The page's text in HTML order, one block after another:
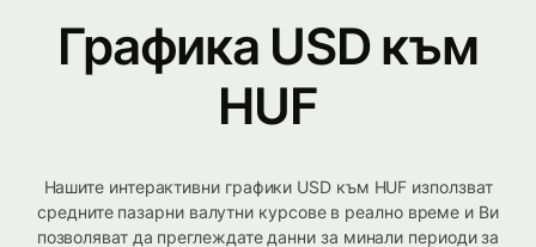
Графика USD към
HUF
Нашите интерактивни графики USD към HUF използват
средните пазарни валутни курсове в реално време и Ви
позволяват да преглеждате данни за минали периоди за